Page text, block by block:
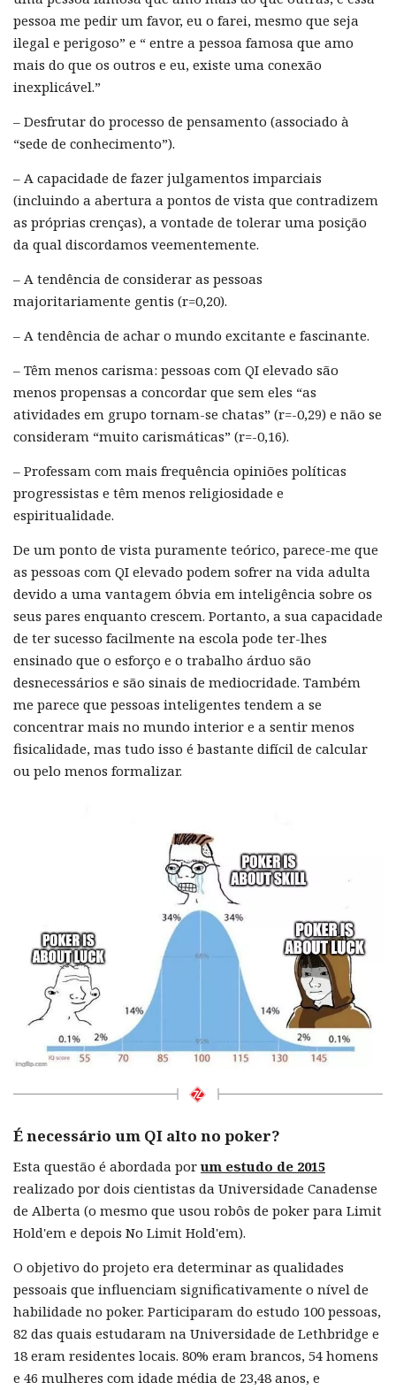
pessoa me pedir um favor, eu o farei, mesmo que seja
ilegal e perigoso” e “ entre a pessoa famosa que amo
mais do que os outros e eu, existe uma conexão
inexplicável.”
– Desfrutar do processo de pensamento (associado à
“sede de conhecimento”).
– A capacidade de fazer julgamentos imparciais
(incluindo a abertura a pontos de vista que contradizem
as próprias crenças), a vontade de tolerar uma posição
da qual discordamos veementemente.
– A tendência de considerar as pessoas
majoritariamente gentis (r=0,20).
– A tendência de achar o mundo excitante e fascinante.
– Têm menos carisma: pessoas com QI elevado são
menos propensas a concordar que sem eles “as
atividades em grupo tornam-se chatas” (r=-0,29) e não se
consideram “muito carismáticas” (r=-0,16).
– Professam com mais frequência opiniões políticas
progressistas e têm menos religiosidade e
espiritualidade.
De um ponto de vista puramente teórico, parece-me que
as pessoas com QI elevado podem sofrer na vida adulta
devido a uma vantagem óbvia em inteligência sobre os
seus pares enquanto crescem. Portanto, a sua capacidade
de ter sucesso facilmente na escola pode ter-lhes
ensinado que o esforço e o trabalho árduo são
desnecessários e são sinais de mediocridade. Também
me parece que pessoas inteligentes tendem a se
concentrar mais no mundo interior e a sentir menos
fisicalidade, mas tudo isso é bastante difícil de calcular
ou pelo menos formalizar.
É necessário um QI alto no poker?
Esta questão é abordada por um estudo de 2015
realizado por dois cientistas da Universidade Canadense
de Alberta (o mesmo que usou robôs de poker para Limit
Hold'em e depois No Limit Hold'em).
O objetivo do projeto era determinar as qualidades
pessoais que influenciam significativamente o nível de
habilidade no poker. Participaram do estudo 100 pessoas,
82 das quais estudaram na Universidade de Lethbridge e
18 eram residentes locais. 80% eram brancos, 54 homens
e 46 mulheres com idade média de 23,48 anos, e